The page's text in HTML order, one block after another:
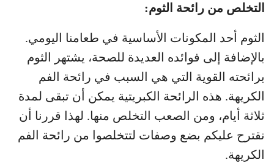
التخلص من رائحة الثوم:
الثوم أحد المكونات الأساسية في طعامنا اليومي.
بالإضافة إلى فوائده العديدة للصحة، يشتهر الثوم
برائحته القوية التي هي السبب في رائحة الفم
الكريهة. هذه الرائحة الكبريتية يمكن أن تبقى لمدة
ثلاثة أيام، ومن الصعب التخلص منها. لهذا قررنا أن
نقترح عليكم بضع وصفات لتتخلصوا من رائحة الفم
الكريهة.